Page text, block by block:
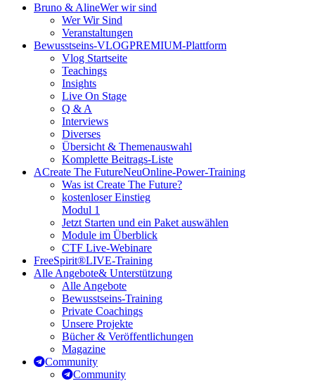
Bruno & AlineWer wir sind
Wer Wir Sind
Veranstaltungen
Bewusstseins-VLOGPREMIUM-Plattform
Vlog Startseite
Teachings
Insights
Live On Stage
Q & A
Interviews
Diverses
Übersicht & Themenauswahl
Komplette Beitrags-Liste
ACreate The FutureNeuOnline-Power-Training
Was ist Create The Future?
kostenloser Einstieg
Modul 1
Jetzt Starten und ein Paket auswählen
Module im Überblick
CTF Live-Webinare
FreeSpirit®LIVE-Training
Alle Angebote& Unterstützung
Alle Angebote
Bewusstseins-Training
Private Coachings
Unsere Projekte
Bücher & Veröffentlichungen
Magazine
Community
Community